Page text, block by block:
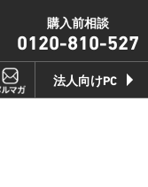
購入前相談
0120-810-527
法人向けPC